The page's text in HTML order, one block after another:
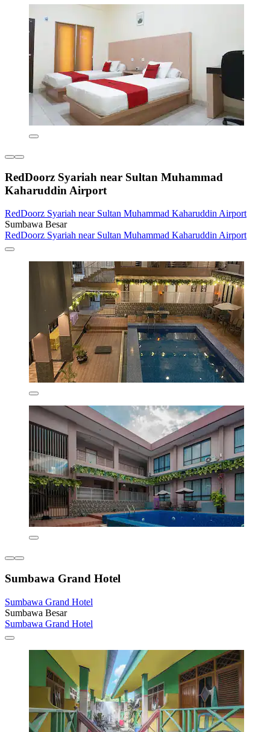
RedDoorz Syariah near Sultan Muhammad
Kaharuddin Airport
RedDoorz Syariah near Sultan Muhammad Kaharuddin Airport
Sumbawa Besar
RedDoorz Syariah near Sultan Muhammad Kaharuddin Airport
Sumbawa Grand Hotel
Sumbawa Grand Hotel
Sumbawa Besar
Sumbawa Grand Hotel